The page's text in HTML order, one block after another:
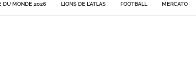
DU MONDE 2026 LIONS DE L'ATLAS FOOTBALL MERCATO